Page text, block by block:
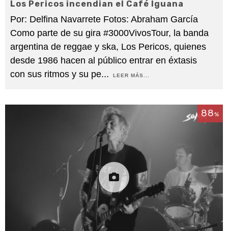
Los Pericos incendian el Café Iguana
Por: Delfina Navarrete Fotos: Abraham García
Como parte de su gira #3000VivosTour, la banda
argentina de reggae y ska, Los Pericos, quienes
desde 1986 hacen al público entrar en éxtasis
con sus ritmos y su pe... LEER MÁS...
88%